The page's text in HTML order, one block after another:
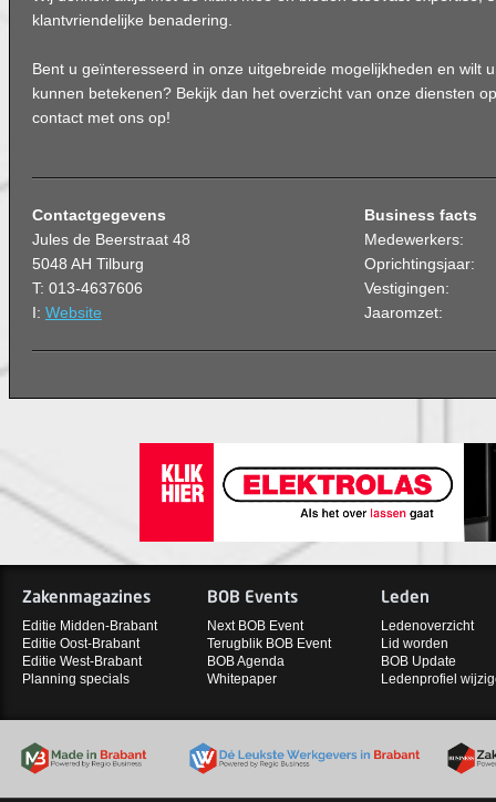
klantvriendelijke benadering.
Bent u geïnteresseerd in onze uitgebreide mogelijkheden en wilt
kunnen betekenen? Bekijk dan het overzicht van onze diensten
contact met ons op!
Contactgegevens
Jules de Beerstraat 48
5048 AH Tilburg
T: 013-4637606
I: Website
Business facts
Medewerkers:
Oprichtingsjaar:
Vestigingen:
Jaaromzet:
Zakenmagazines
Editie Midden-Brabant
Editie Oost-Brabant
Editie West-Brabant
Planning specials
BOB Events
Next BOB Event
Terugblik BOB Event
BOB Agenda
Whitepaper
Leden
Ledenoverzicht
Lid worden
BOB Update
Ledenprofiel